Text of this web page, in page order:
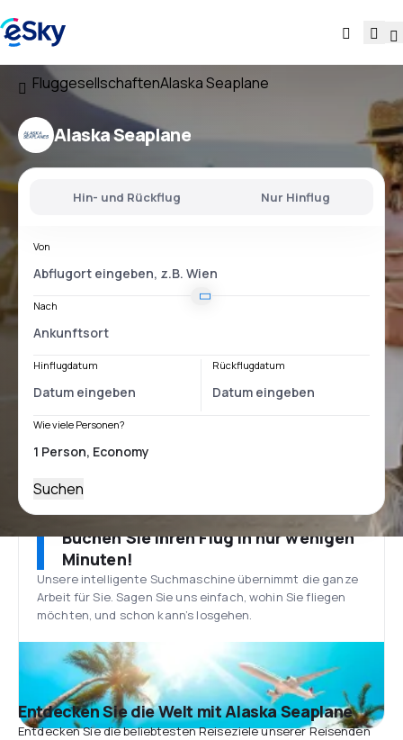
FluggesellschaftenAlaska Seaplane
Alaska Seaplane
Hin- und Rückflug Nur Hinflug
Von
Nach
Hinflugdatum Rückflugdatum
Wie viele Personen?
Suchen
Buchen Sie Ihren Flug in nur wenigen
Minuten!
Unsere intelligente Suchmaschine übernimmt die ganze
Arbeit für Sie. Sagen Sie uns einfach, wohin Sie fliegen
möchten, und schon kann’s losgehen.
Entdecken Sie die Welt mit Alaska Seaplane
Entdecken Sie die beliebtesten Reiseziele unserer Reisenden